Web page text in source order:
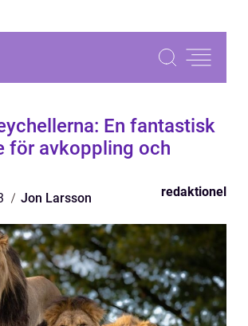
En fantastisk
för avkoppling och
Jon Larsson redaktionel